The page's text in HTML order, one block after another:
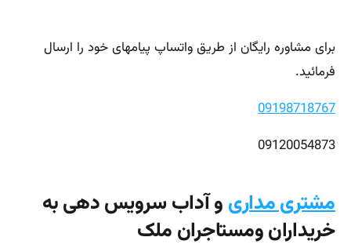
برای مشاوره رایگان از طریق واتساپ پیامهای خود را ارسال
فرمائید.
09198718767
09120054873
مشتری مداری و آداب سرویس دهی به
خریداران ومستاجران ملک